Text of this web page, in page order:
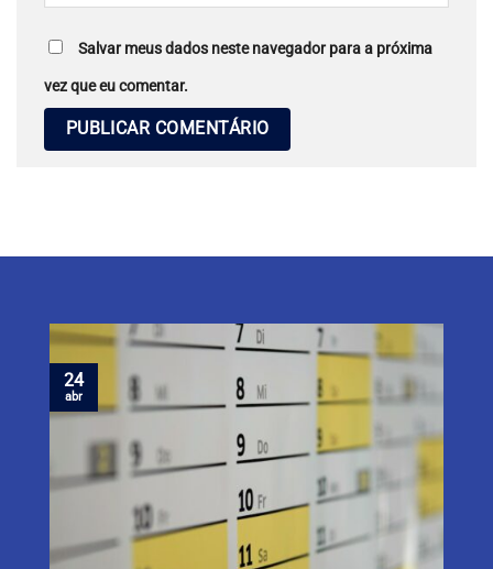
Salvar meus dados neste navegador para a próxima
vez que eu comentar.
24
abr